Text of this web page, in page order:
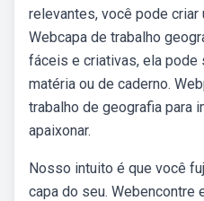
relevantes, você pode criar
Webcapa de trabalho
fáceis e criativas, ela pode
matéria ou de caderno.
trabalho de geografia para
apaixonar.
Nosso intuito é que você
capa do seu. Webencontre